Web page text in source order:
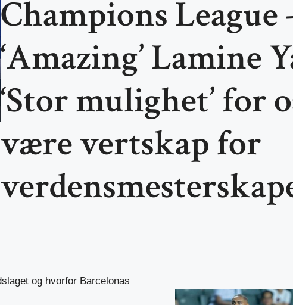
Champions League
‘Amazing’ Lamine
‘Stor mulighet’ for
være vertskap for
og hvorfor Barcelonas